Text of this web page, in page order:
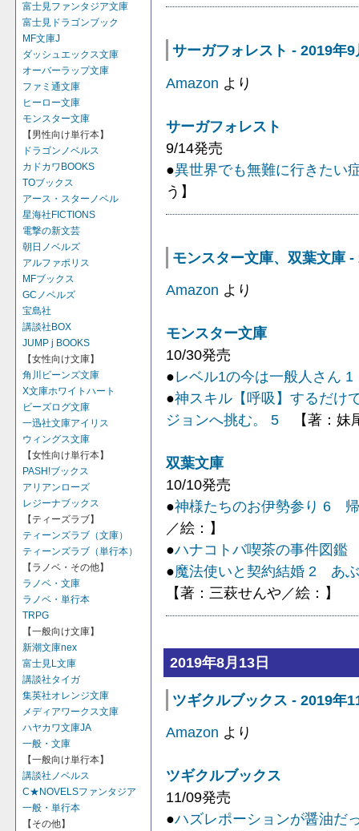
富士見ファンタジア文庫
富士見ドラゴンブック
MF文庫J
ダッシュエックス文庫
オーバーラップ文庫
ファミ通文庫
ヒーロー文庫
モンスター文庫
【男性向け単行本】
ドラゴンノベルス
カドカワBOOKS
TOブックス
アース・スターノベル
星海社FICTIONS
電撃の新文芸
朝日ノベルズ
アルファポリス
MFブックス
GCノベルズ
宝島社
講談社BOX
JUMP j BOOKS
【女性向け文庫】
角川ビーンズ文庫
X文庫ホワイトハート
ビーズログ文庫
一迅社文庫アイリス
ウィングス文庫
【女性向け単行本】
PASH!ブックス
アリアンローズ
レジーナブックス
【ティーズラブ】
ティーンズラブ（文庫）
ティーンズラブ（単行本）
【ラノベ・その他】
ラノベ・文庫
ラノベ・単行本
TRPG
【一般向け文庫】
新潮文庫nex
富士見L文庫
講談社タイガ
集英社オレンジ文庫
メディアワークス文庫
ハヤカワ文庫JA
一般・文庫
【一般向け単行本】
講談社ノベルス
C★NOVELSファンタジア
一般・単行本
【その他】
サーガフォレスト - 2019年9
Amazon より
サーガフォレスト
9/14発売
●異世界でも無難に行きたい
う】
モンスター文庫、双葉文庫
Amazon より
モンスター文庫
10/30発売
●レベル1の今は一般人さん 1
●神スキル【呼吸】するだけ
ジョンへ挑む。 5 【著：妹
双葉文庫
10/10発売
●神様たちのお伊勢参り 6
／絵：】
●ハナコトバ喫茶の事件図鑑
●魔法使いと契約結婚 2 あ
【著：三萩せんや／絵：】
2019年8月13日
ツギクルブックス - 2019年
Amazon より
ツギクルブックス
11/09発売
●ハズレポーションが醤油だ